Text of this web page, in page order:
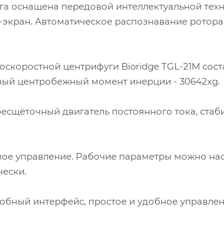
оснащена передовой интеллектуальной
Автоматическое распознавание
центрифуги Bioridge TGL-21M
центробежный момент инерции - 30642xg.
двигатель постоянного тока,
управление. Рабочие параметры можно
интерфейс, простое и удобное